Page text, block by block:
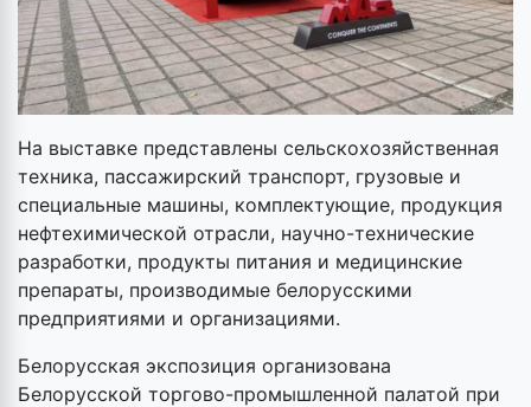
На выставке представлены сельскохозяйственная
техника, пассажирский транспорт, грузовые и
специальные машины, комплектующие, продукция
нефтехимической отрасли, научно-технические
разработки, продукты питания и медицинские
препараты, производимые белорусскими
предприятиями и организациями.
Белорусская экспозиция организована
Белорусской торгово-промышленной палатой при